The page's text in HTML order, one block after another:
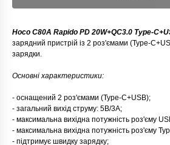
Hoco C80A Rapido PD 20W+QC3.0 Type-
зарядний пристрій із 2 роз'ємами (Type-
зарядки.
Основні характеристики:
- оснащений 2 роз'ємами (Type-C+USB);
- загальний вихід струму: 5В/3А;
- максимальна вихідна потужність роз'єму
- максимальна вихідна потужність роз'єму
- підтримує швидку зарядку;